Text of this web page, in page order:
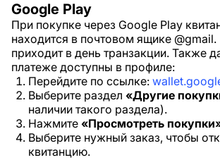
Google Play
При покупке через Google Play
находится в почтовом ящике
приходит в день транзакции. Также
платеже доступны в профиле:
Перейдите по ссылке:
Выберите раздел «Другие
наличии такого раздела).
Нажмите «Просмотреть
Выберите нужный заказ, чтобы
квитанцию.